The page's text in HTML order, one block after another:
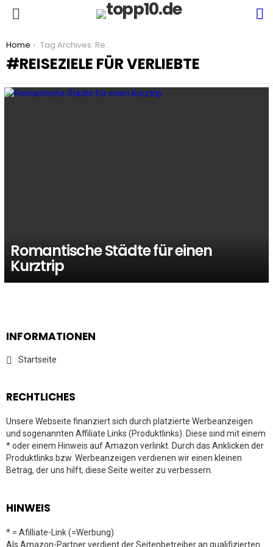
You are here:
Home Tag Archives: Reiseziele für Verliebte
REISEZIELE FÜR VERLIEBTE
Romantische Städte für einen
Kurztrip
INFORMATIONEN
Startseite
RECHTLICHES
Unsere Webseite finanziert sich durch platzierte Werbeanzeigen
und sogenannten Affiliate Links (Produktlinks). Diese sind mit einem
* oder einem Hinweis auf Amazon verlinkt. Durch das Anklicken der
Produktlinks bzw. Werbeanzeigen verdienen wir einen kleinen
Betrag, der uns hilft, diese Seite weiter zu verbessern.
HINWEIS
* = Afilliate-Link (=Werbung)
Als Amazon-Partner verdient der Seitenbetreiber an qualifizierten